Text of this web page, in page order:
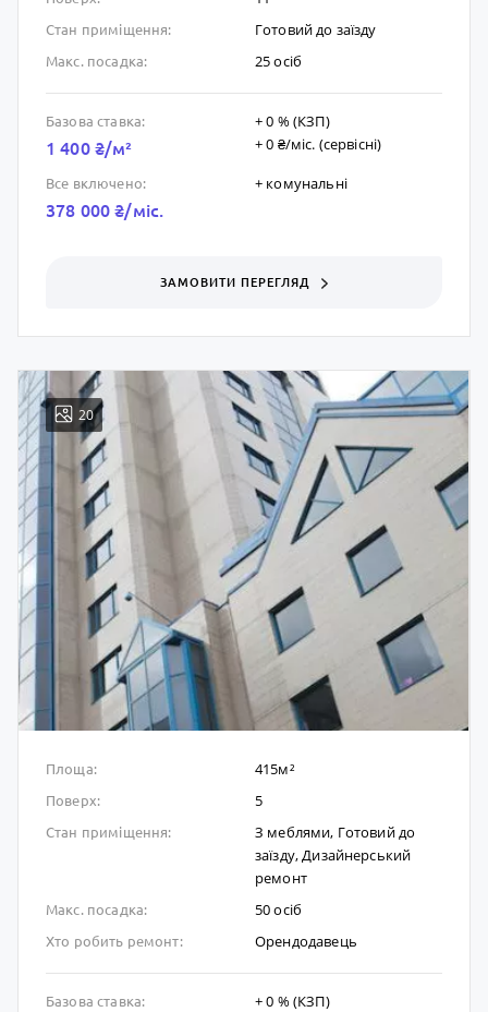
Стан приміщення: Готовий до заïзду
Макс. посадка: 25 осіб
Базова ставка:
1 400 ₴/м²
+ 0 % (КЗП)
+ 0 ₴/мic. (сервісні)
Все включено:
378 000 ₴/мic.
+ комунальні
ЗАМОВИТИ ПЕРЕГЛЯД
20
Площа: 415м²
Поверх: 5
Стан приміщення:
З меблями, Готовий до
заïзду, Дизайнерський
ремонт
Макс. посадка: 50 осіб
Хто робить ремонт: Орендодавець
Базова ставка:
+ 0 % (КЗП)